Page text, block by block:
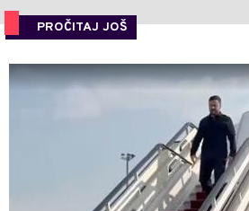
PROČITAJ JOŠ